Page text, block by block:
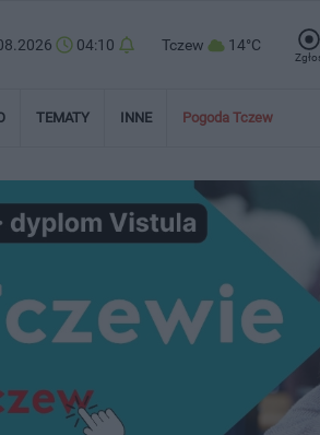
04:10 Tczew 14°C
TEMATY INNE Pogoda Tczew